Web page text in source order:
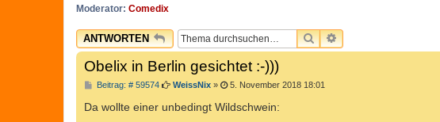
Moderator: Comedix
ANTWORTEN SUCHEERWEITERTE SUCHE
Obelix in Berlin gesichtet :-)))
Beitrag: # 59574B
i
WeissNix» 5. November 2018 18:01
Da wollte einer unbedingt Wildschwein: